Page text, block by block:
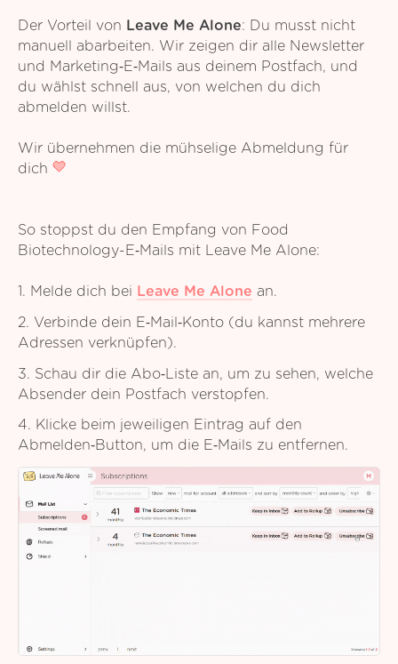
Der Vorteil von Leave Me Alone: Du musst nicht
manuell abarbeiten. Wir zeigen dir alle Newsletter
und Marketing‑E‑Mails aus deinem Postfach, und
du wählst schnell aus, von welchen du dich
abmelden willst.
Wir übernehmen die mühselige Abmeldung für
dich
So stoppst du den Empfang von Food
Biotechnology-E‑Mails mit Leave Me Alone:
1. Melde dich bei Leave Me Alone an.
2. Verbinde dein E‑Mail‑Konto (du kannst mehrere
Adressen verknüpfen).
3. Schau dir die Abo‑Liste an, um zu sehen, welche
Absender dein Postfach verstopfen.
4. Klicke beim jeweiligen Eintrag auf den
Abmelden‑Button, um die E‑Mails zu entfernen.